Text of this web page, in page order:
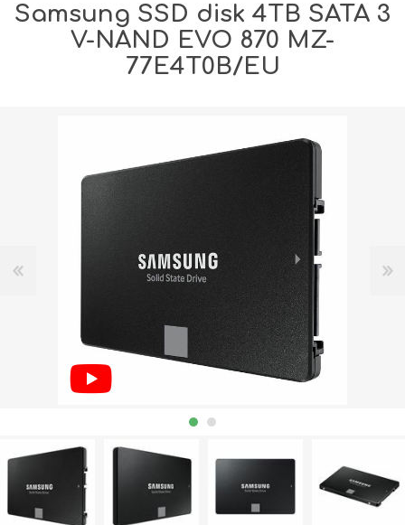
Samsung SSD disk 4TB SATA 3
V-NAND EVO 870 MZ-
77E4T0B/EU